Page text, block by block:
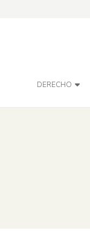
DERECHO